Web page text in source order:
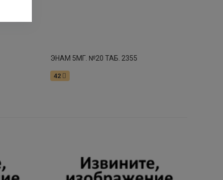
ЭНАМ 5МГ. №20 ТАБ. 2355
42